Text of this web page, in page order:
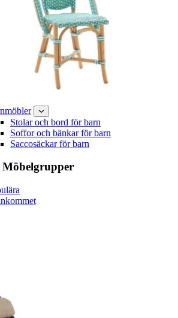
Stolar och bord för barn
Soffor och bänkar för barn
Saccosäckar för barn
Möbelgrupper